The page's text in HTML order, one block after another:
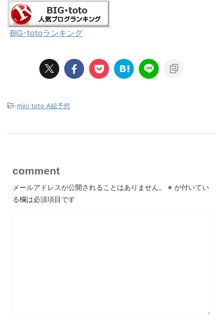
BIG･totoランキング
-mini toto A組予想
comment
メールアドレスが公開されることはありません。 ※ が付いてい
る欄は必須項目です